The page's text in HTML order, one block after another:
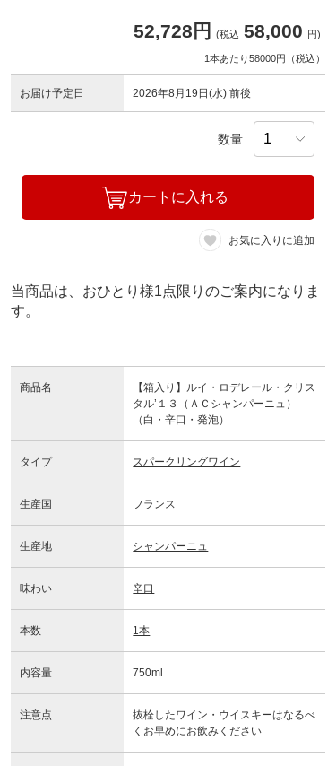
52,728円 (税込 58,000 円)
1本あたり58000円（税込）
お届け予定日 2026年8月19日(水) 前後
数量
カートに入れる
お気に入りに追加
当商品は、おひとり様1点限りのご案内になりま
す。
商品名
【箱入り】ルイ・ロデレール・クリス
タル’１３（ＡＣシャンパーニュ）
（白・辛口・発泡）
タイプ スパークリングワイン
生産国 フランス
生産地 シャンパーニュ
味わい 辛口
本数 1本
内容量 750ml
注意点
抜栓したワイン・ウイスキーはなるべ
くお早めにお飲みください